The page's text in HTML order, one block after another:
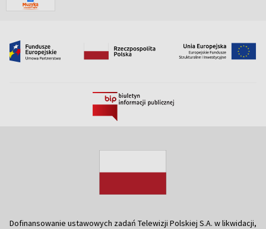
Dofinansowanie ustawowych zadań Telewizji Polskiej S.A. w likwidacji,